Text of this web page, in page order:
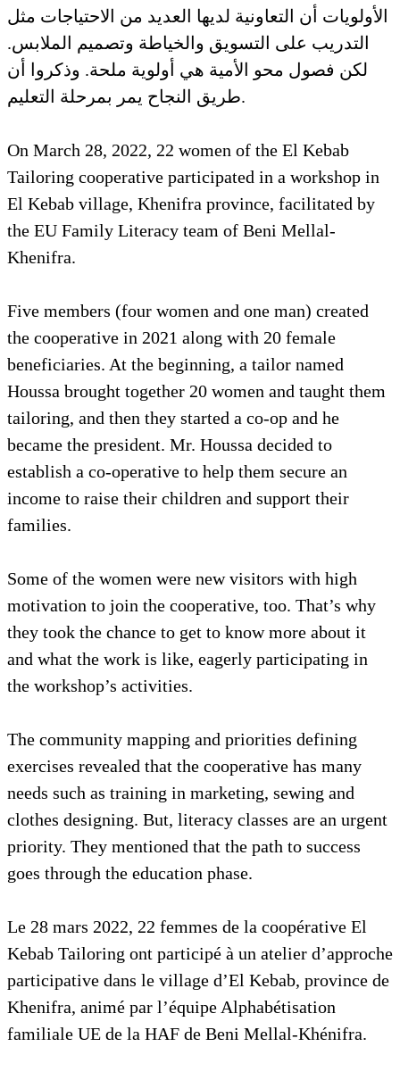
الأولويات أن التعاونية لديها العديد من الاحتياجات مثل
التدريب على التسويق والخياطة وتصميم الملابس.
لكن فصول محو الأمية هي أولوية ملحة. وذكروا أن
طريق النجاح يمر بمرحلة التعليم.
On March 28, 2022, 22 women of the El Kebab
Tailoring cooperative participated in a workshop in
El Kebab village, Khenifra province, facilitated by
the EU Family Literacy team of Beni Mellal-
Khenifra.
Five members (four women and one man) created
the cooperative in 2021 along with 20 female
beneficiaries. At the beginning, a tailor named
Houssa brought together 20 women and taught them
tailoring, and then they started a co-op and he
became the president. Mr. Houssa decided to
establish a co-operative to help them secure an
income to raise their children and support their
families.
Some of the women were new visitors with high
motivation to join the cooperative, too. That’s why
they took the chance to get to know more about it
and what the work is like, eagerly participating in
the workshop’s activities.
The community mapping and priorities defining
exercises revealed that the cooperative has many
needs such as training in marketing, sewing and
clothes designing. But, literacy classes are an urgent
priority. They mentioned that the path to success
goes through the education phase.
Le 28 mars 2022, 22 femmes de la coopérative El
Kebab Tailoring ont participé à un atelier d’approche
participative dans le village d’El Kebab, province de
Khenifra, animé par l’équipe Alphabétisation
familiale UE de la HAF de Beni Mellal-Khénifra.